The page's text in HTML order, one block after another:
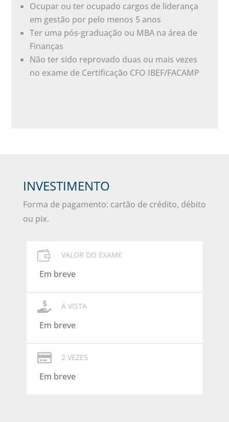
Ocupar ou ter ocupado cargos de liderança
em gestão por pelo menos 5 anos
Ter uma pós-graduação ou MBA na área de
Finanças
Não ter sido reprovado duas ou mais vezes
no exame de Certificação CFO IBEF/FACAMP
INVESTIMENTO
Forma de pagamento: cartão de crédito, débito
ou pix.
 VALOR DO EXAME
Em breve
 Á VISTA
Em breve
 2 VEZES
Em breve